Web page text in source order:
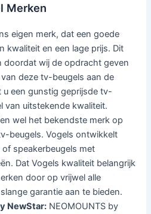
Merken
eigen merk, dat een goede
kwaliteit en een lage prijs. Dit
doordat wij de opdracht geven
deze tv-beugels aan de
u een gunstig geprijsde tv-
van uitstekende kwaliteit.
wel het bekendste merk op
beugels. Vogels ontwikkelt
speakerbeugels met
Dat Vogels kwaliteit belangrijk
door op vrijwel alle
garantie aan te bieden.
NewStar: NEOMOUNTS by